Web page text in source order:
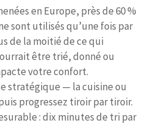
en Europe, près de 60 %
sont utilisés qu’une fois par
de la moitié de ce qui
être trié, donné ou
votre confort.
stratégique — la cuisine ou
progressez tiroir par tiroir.
: dix minutes de tri par